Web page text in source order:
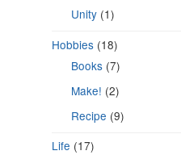
Unity (1)
Hobbies (18)
Books (7)
Make! (2)
Recipe (9)
Life (17)